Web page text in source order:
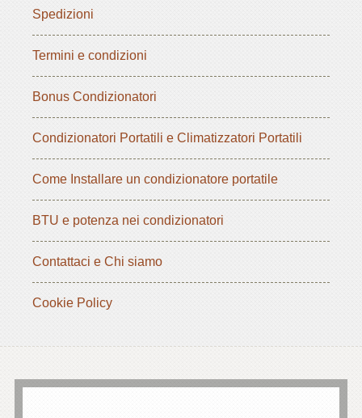
Spedizioni
Termini e condizioni
Bonus Condizionatori
Condizionatori Portatili e Climatizzatori Portatili
Come Installare un condizionatore portatile
BTU e potenza nei condizionatori
Contattaci e Chi siamo
Cookie Policy